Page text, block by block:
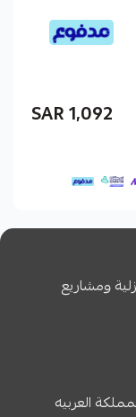
1,092 SAR
ومشاريع
العربيه